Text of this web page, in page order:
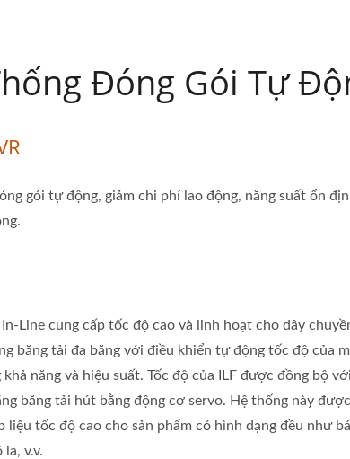
Đóng Gói Tự
gói tự động, giảm chi phí lao động, năng suất ổn
In-Line cung cấp tốc độ cao và linh hoạt cho dây
băng tải đa băng với điều khiển tự động tốc độ của
năng và hiệu suất. Tốc độ của ILF được đồng bộ
băng tải hút bằng động cơ servo. Hệ thống này
liệu tốc độ cao cho sản phẩm có hình dạng đều như
la, v.v.